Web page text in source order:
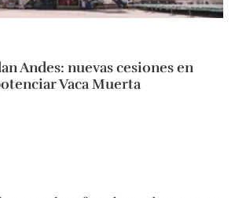
Andes: nuevas cesiones en
Vaca Muerta